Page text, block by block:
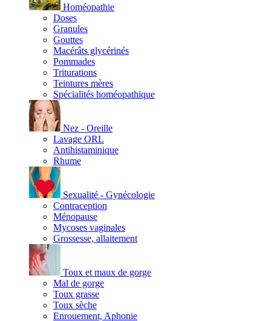
Homéopathie
Doses
Granules
Gouttes
Macérâts glycérinés
Pommades
Triturations
Teintures mères
Spécialités homéopathique
Nez - Oreille
Lavage ORL
Antihistaminique
Rhume
Sexualité - Gynécologie
Contraception
Ménopause
Mycoses vaginales
Grossesse, allaitement
Toux et maux de gorge
Mal de gorge
Toux grasse
Toux sèche
Enrouement, Aphonie